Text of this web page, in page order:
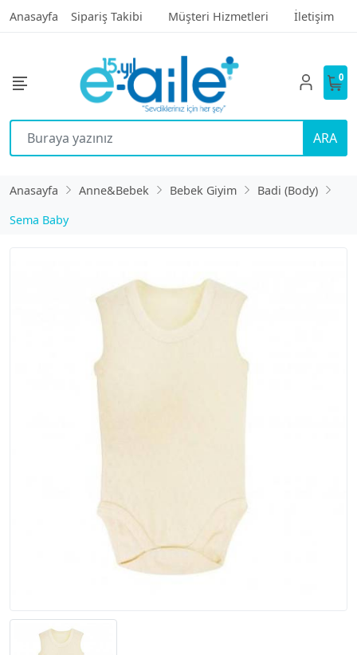
Anasayfa Sipariş Takibi Müşteri Hizmetleri İletişim
ARA
0
Anasayfa Anne&Bebek Bebek Giyim
Badi (Body)
Sema Baby